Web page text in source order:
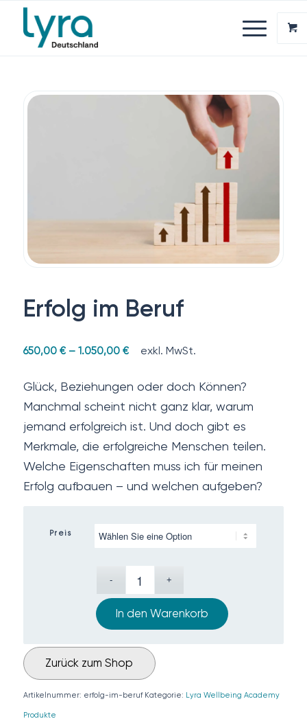
Erfolg im Beruf
650,00 €– 1.050,00 € exkl. MwSt.
Glück, Beziehungen oder doch Können?
Manchmal scheint nicht ganz klar, warum
jemand erfolgreich ist. Und doch gibt es
Merkmale, die erfolgreiche Menschen teilen.
Welche Eigenschaften muss ich für meinen
Erfolg aufbauen – und welchen aufgeben?
Preis
In den Warenkorb
Zurück zum Shop
Artikelnummer: erfolg-im-beruf Kategorie: Lyra Wellbeing Academy
Produkte